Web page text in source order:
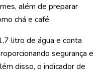
além de preparar
chá e café.
litro de água e conta
segurança e
disso, o indicador de